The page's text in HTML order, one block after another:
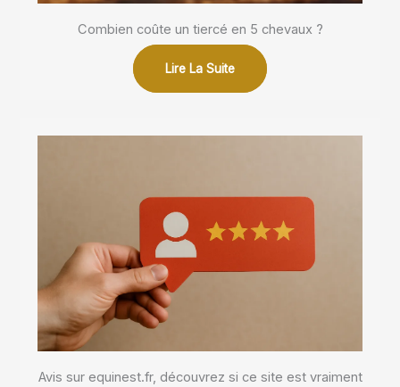
Combien coûte un tiercé en 5 chevaux ?
Lire La Suite
Avis sur equinest.fr, découvrez si ce site est vraiment